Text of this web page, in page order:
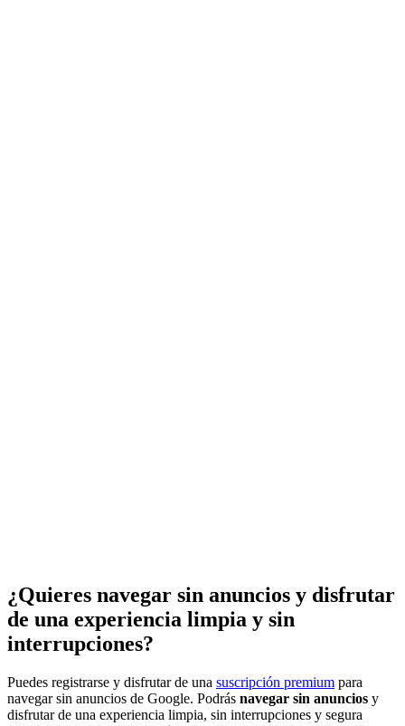
¿Quieres navegar sin anuncios y disfrutar
de una experiencia limpia y sin
interrupciones?
Puedes registrarse y disfrutar de una suscripción premium para
navegar sin anuncios de Google. Podrás navegar sin anuncios y
disfrutar de una experiencia limpia, sin interrupciones y segura